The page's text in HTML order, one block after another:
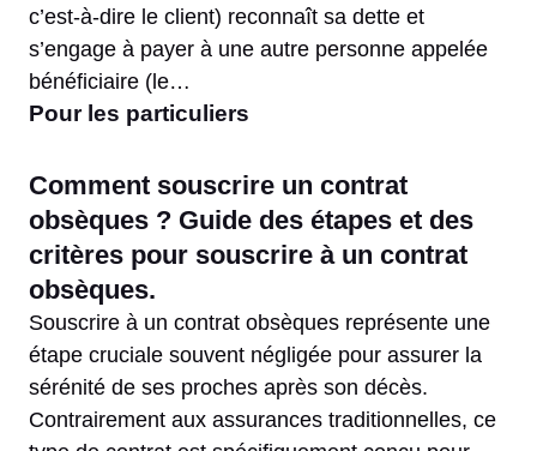
c’est-à-dire le client) reconnaît sa dette et
s’engage à payer à une autre personne appelée
bénéficiaire (le…
Pour les particuliers
Comment souscrire un contrat
obsèques ? Guide des étapes et des
critères pour souscrire à un contrat
obsèques.
Souscrire à un contrat obsèques représente une
étape cruciale souvent négligée pour assurer la
sérénité de ses proches après son décès.
Contrairement aux assurances traditionnelles, ce